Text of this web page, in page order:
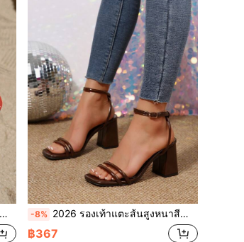
-8% 2026 รองเท้าแตะส้นสูงหนาสีน้ำตาล หัวเหลี่ยม สายรัดหัวเข็มขัด แฟชั่น ใส่ได้หลากหลาย สไตล์ฤดูร้อน สำหรับผู้หญิง
฿367